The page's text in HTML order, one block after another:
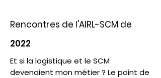
Rencontres de l'AIRL-SCM de
2022
Et si la logistique et le SCM
devenaient mon métier ? Le point de